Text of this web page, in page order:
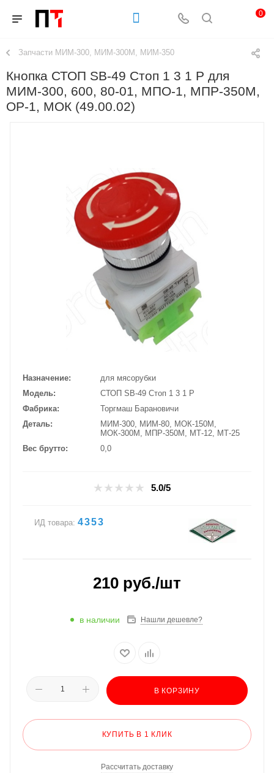
0
Запчасти МИМ-300, МИМ-300М, МИМ-350
Кнопка СТОП SB-49 Стоп 1 3 1 Р для
МИМ-300, 600, 80-01, МПО-1, МПР-350М,
ОР-1, МОК (49.00.02)
Назначение
для мясорубки
Модель
СТОП SB-49 Стоп 1 3 1 Р
Фабрика
Торгмаш Барановичи
Деталь
МИМ-300, МИМ-80, МОК-150М,
МОК-300М, МПР-350М, МТ-12, МТ-25
Вес брутто
0,0
5.0/5
ИД товара: 4353
210 руб./шт
в наличии Нашли дешевле?
В КОРЗИНУ
КУПИТЬ В 1 КЛИК
Рассчитать доставку